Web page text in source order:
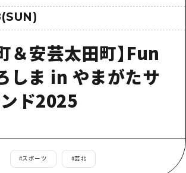
び・体験
史・文化
し
自然
島周辺
口県東部
丸
日帰り
泊2日
2泊3日
山口県東部
愛媛県
根県
設の混雑状況のお知らせ
荷物預かり・配送サービス
島おもてなしパス
HIROSHIMA FREE Wi-Fi
広島県を訪れる外国人旅行者向け情報一
わせ
学校関係者の皆さま
＆安芸太田町】Fun
しま in やまがたサ
ド2025
#スポーツ #芸北